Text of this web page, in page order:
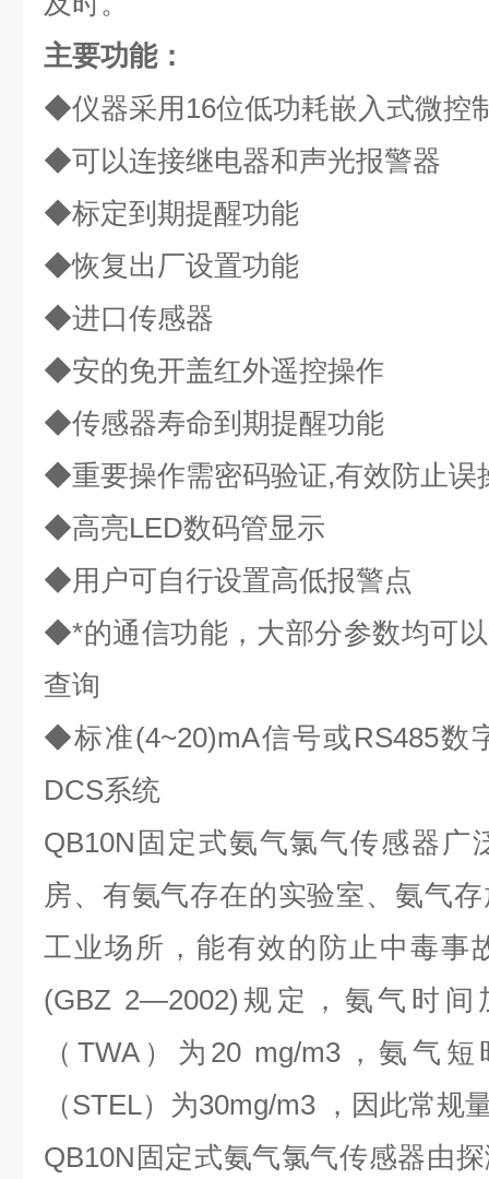
主要功能：
◆仪器采用16位低功耗嵌入式微控
◆可以连接继电器和声光报警器
◆标定到期提醒功能
◆恢复出厂设置功能
◆进口传感器
◆安的免开盖红外遥控操作
◆传感器寿命到期提醒功能
◆重要操作需密码验证,有效防止误
◆高亮LED数码管显示
◆用户可自行设置高低报警点
◆*的通信功能，大部分参数均可
查询
◆标准(4~20)mA信号或RS485数
DCS系统
QB10N固定式氨气氯气传感器广
房、有氨气存在的实验室、氨气
工业场所，能有效的防止中毒事
(GBZ 2—2002)规定，氨气时
（TWA）为20 mg/m3，氨气
（STEL）为30mg/m3 ，因此常规
QB10N固定式氨气氯气传感器由